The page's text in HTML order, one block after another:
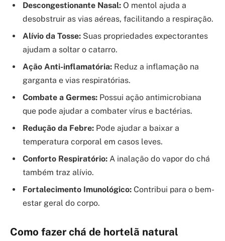
Descongestionante Nasal: O mentol ajuda a
desobstruir as vias aéreas, facilitando a respiração.
Alívio da Tosse: Suas propriedades expectorantes
ajudam a soltar o catarro.
Ação Anti-inflamatória: Reduz a inflamação na
garganta e vias respiratórias.
Combate a Germes: Possui ação antimicrobiana
que pode ajudar a combater vírus e bactérias.
Redução da Febre: Pode ajudar a baixar a
temperatura corporal em casos leves.
Conforto Respiratório: A inalação do vapor do chá
também traz alívio.
Fortalecimento Imunológico: Contribui para o bem-
estar geral do corpo.
Como fazer chá de hortelã natural